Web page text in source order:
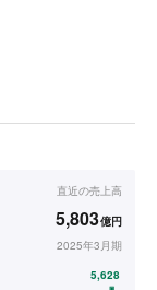
直近の売上高
5,803億円
2025年3月期